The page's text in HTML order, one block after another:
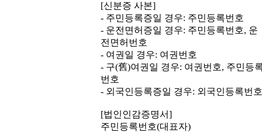
[신분증 사본]
- 주민등록증일 경우: 주민등록번호
- 운전면허증일 경우: 주민등록번호, 운
전면허번호
- 여권일 경우: 여권번호
- 구(舊)여권일 경우: 여권번호, 주민등
번호
- 외국인등록증일 경우: 외국인등록번호
[법인인감증명서]
주민등록번호(대표자)